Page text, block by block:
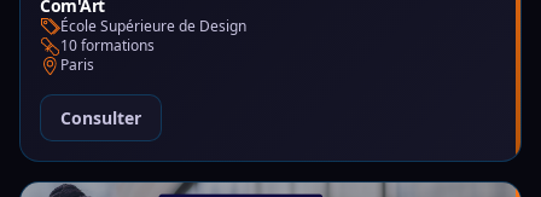
Com'Art
École Supérieure de Design
10 formations
Paris
Consulter